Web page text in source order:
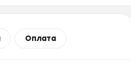
Оплата